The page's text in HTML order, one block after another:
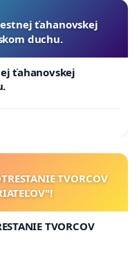
ťahanovskej
duchu.
ťahanovskej
TVORCOV
TVORCOV